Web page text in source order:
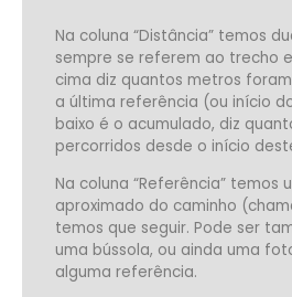
Na coluna “Distância” temos
sempre se referem ao trecho
cima diz quantos metros
a última referência (ou início
baixo é o acumulado, diz
percorridos desde o início
Na coluna “Referência” temos
aproximado do caminho
temos que seguir. Pode ser
uma bússola, ou ainda uma
alguma referência.